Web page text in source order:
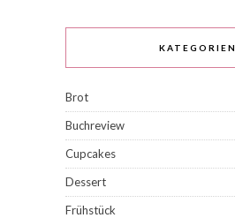
KATEGORIEN
Brot
Buchreview
Cupcakes
Dessert
Frühstück